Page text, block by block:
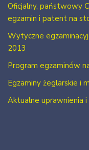
Oficjalny, państwowy
egzamin i patent na
Wytyczne
2013
Program egzaminów
Egzaminy żeglarskie i
Aktualne uprawnienia